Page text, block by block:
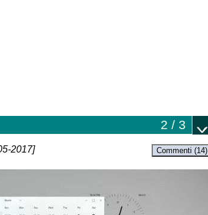
2 / 3
2017] Commenti (14)